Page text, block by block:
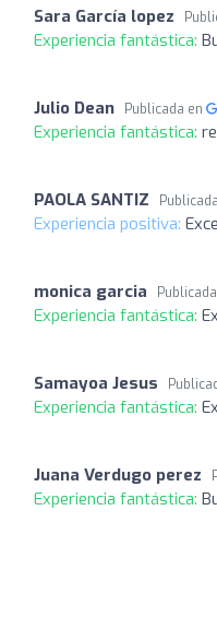
Sara García lopez
Experiencia fantástica:
Julio Dean Publicada en
Experiencia fantástica:
PAOLA SANTIZ
Experiencia positiva:
monica garcia
Experiencia fantástica:
Samayoa Jesus
Experiencia fantástica:
Juana Verdugo perez
Experiencia fantástica: